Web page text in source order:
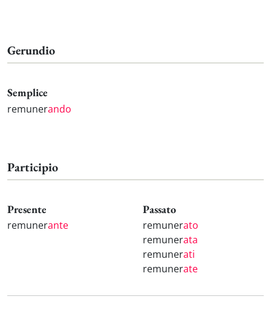
Gerundio
Semplice
remunerando
Participio
Presente
remunerante
Passato
remunerato
remunerata
remunerati
remunerate